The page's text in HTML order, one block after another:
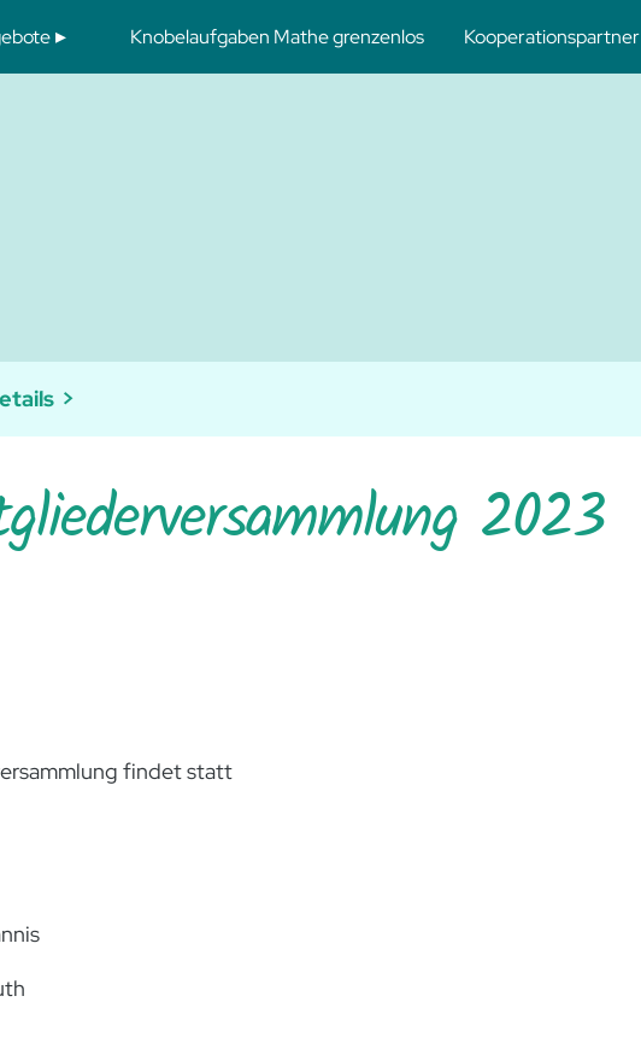
Knobelaufgaben Mathe grenzenlos Kooperationspartner
2023
findet statt